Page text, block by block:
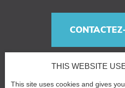
THIS WEBSITE
This site uses cookies and gives